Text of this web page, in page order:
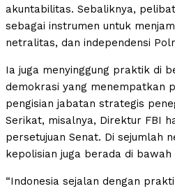
akuntabilitas. Sebaliknya,
sebagai instrumen untuk
netralitas, dan independensi
Ia juga menyinggung praktik di
demokrasi yang menempatkan
pengisian jabatan strategis
Serikat, misalnya, Direktur FBI
persetujuan Senat. Di sejumlah
kepolisian juga berada di
“Indonesia sejalan dengan